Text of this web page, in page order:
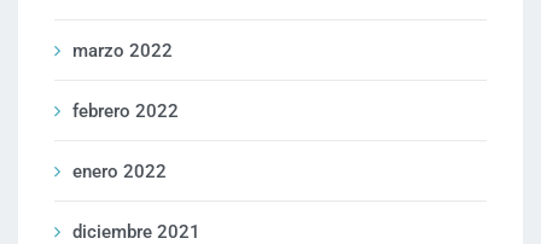
marzo 2022
febrero 2022
enero 2022
diciembre 2021